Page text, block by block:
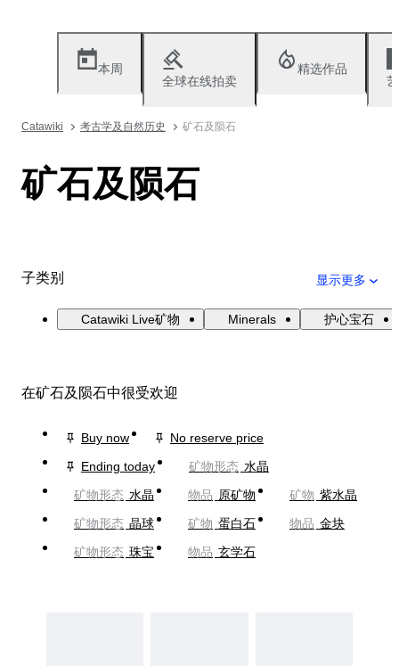
本周
全球在线拍卖
精选作品
Catawiki 考古学及自然历史 矿石及陨石
矿石及陨石
子类别 显示更多
Catawiki Live矿物 Minerals 护心宝石
在矿石及陨石中很受欢迎
Buy now
No reserve price
Ending today
矿物形态 水晶
矿物形态 水晶 物品 原矿物 矿物 紫水晶
矿物形态 晶球 矿物 蛋白石 物品 金块
矿物形态 珠宝 物品 玄学石